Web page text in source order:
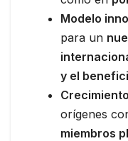
Modelo
para un
y el
orígenes
miembros